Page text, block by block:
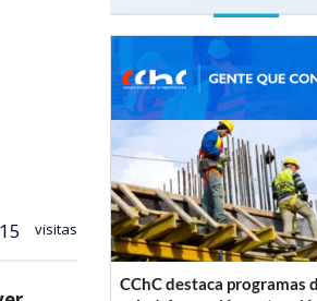
visitas
CChC destaca programas